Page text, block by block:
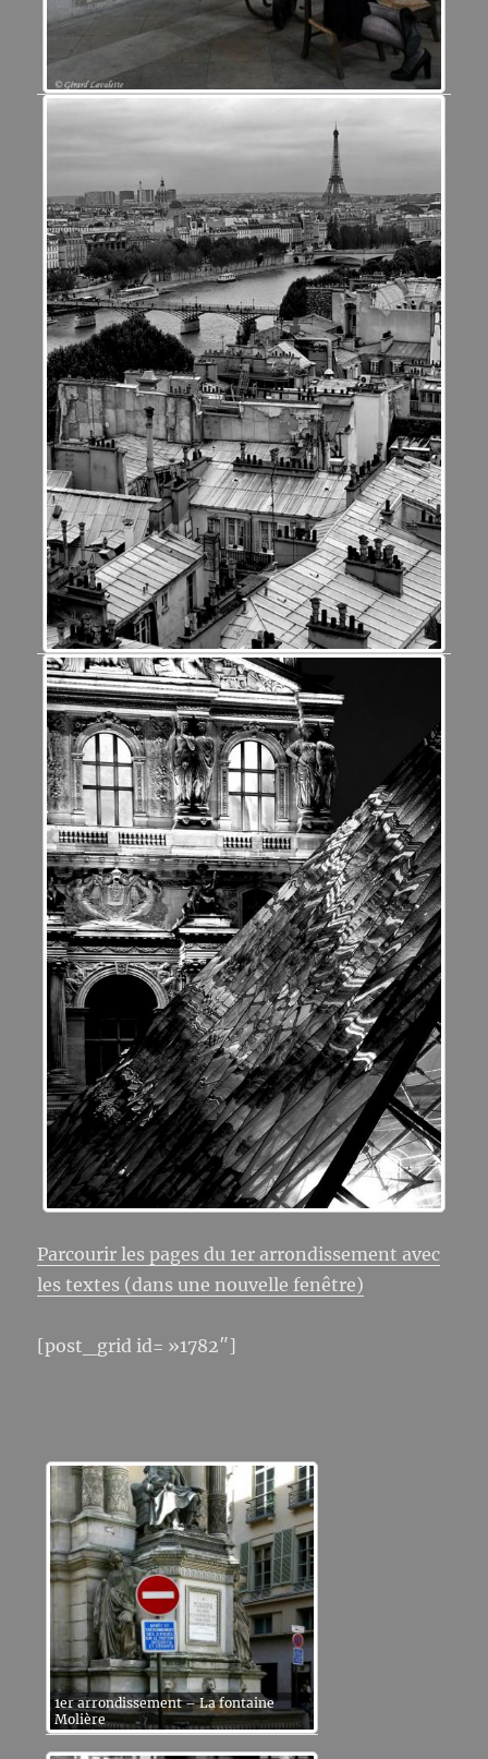
Parcourir les pages du 1er arrondissement avec
les textes (dans une nouvelle fenêtre)
[post_grid id= »1782″]
1er arrondissement – La fontaine
Molière